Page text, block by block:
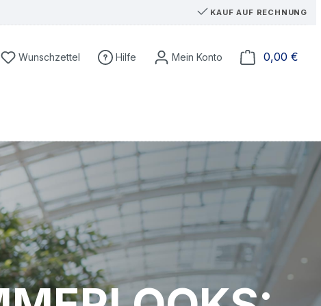
KAUF AUF RECHNUNG
Du hast 0 Produkte auf dem Merkzettel
Wunschzettel Hilfe 0,00 €